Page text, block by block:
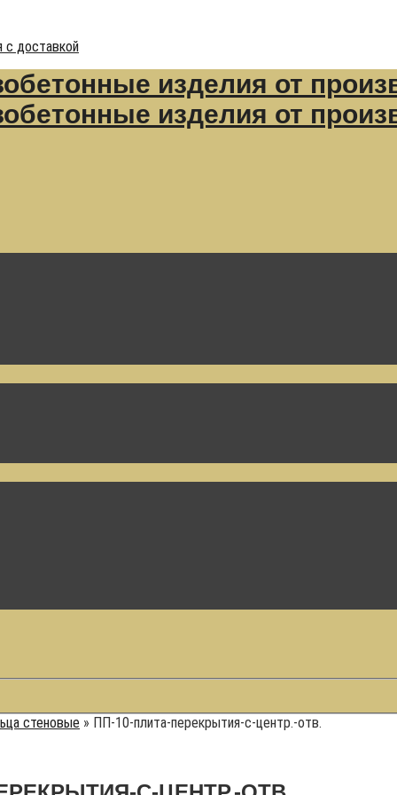
с доставкой
стеновые » ПП-10-плита-перекрытия-c-центр.-отв.